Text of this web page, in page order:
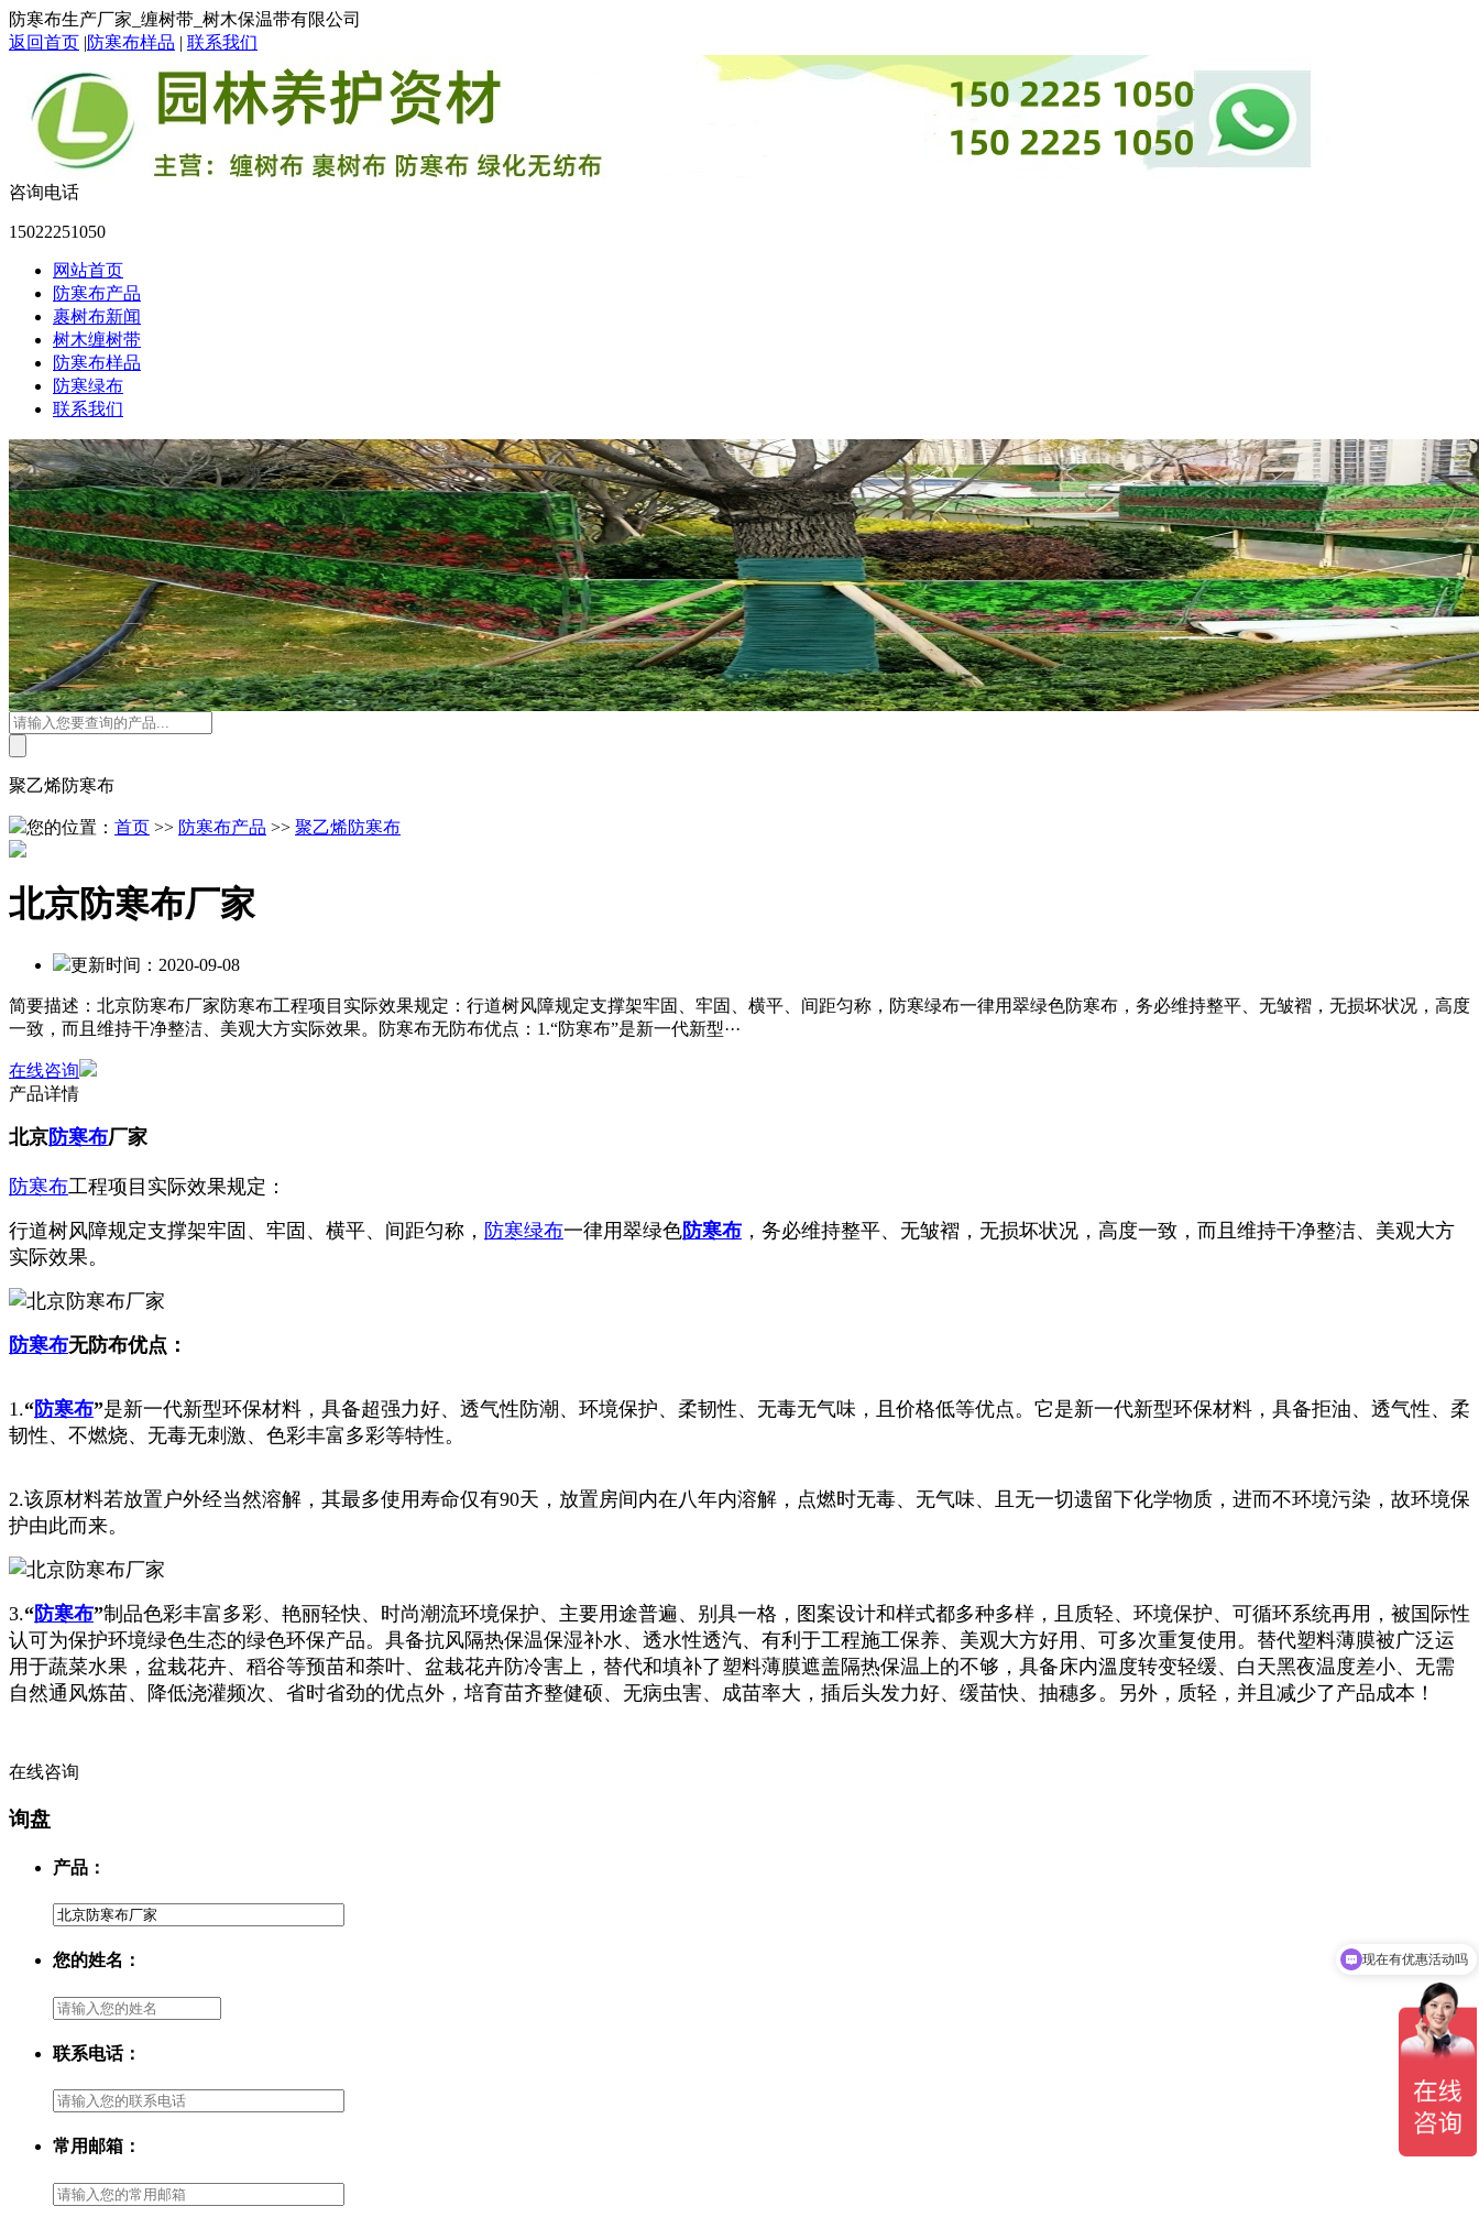
防寒布生产厂家_缠树带_树木保温带有限公司
返回首页 |防寒布样品 | 联系我们
咨询电话
15022251050
网站首页
防寒布产品
裹树布新闻
树木缠树带
防寒布样品
防寒绿布
联系我们
聚乙烯防寒布
您的位置： 首页 >> 防寒布产品 >> 聚乙烯防寒布
北京防寒布厂家
更新时间： 2020-09-08
简要描述： 北京防寒布厂家防寒布工程项目实际效果规定：行道树风障规定支撑架牢固、牢固、横平、间距匀称，防寒绿布一律用翠绿色防寒布，务必维持整平、无皱褶，无损坏状况，高度
一致，而且维持干净整洁、美观大方实际效果。防寒布无防布优点：1.“防寒布”是新一代新型···
在线咨询
产品详情
北京防寒布厂家
防寒布工程项目实际效果规定：
行道树风障规定支撑架牢固、牢固、横平、间距匀称， 防寒绿布一律用翠绿色防寒布 ，务必维持整平、无皱褶，无损坏状况，高度一致，而且维持干净整洁、美观大方
实际效果。
防寒布无防布优点：
1.“防寒布”是新一代新型环保材料，具备超强力好、透气性防潮、环境保护、柔韧性、无毒无气味，且价格低等优点。它是新一代新型环保材料，具备拒油、透气性、柔
韧性、不燃烧、无毒无刺激、色彩丰富多彩等特性。
2.该原材料若放置户外经当然溶解，其最多使用寿命仅有90天，放置房间内在八年内溶解，点燃时无毒、无气味、且无一切遗留下化学物质，进而不环境污染，故环境保
护由此而来。
3.“防寒布”制品色彩丰富多彩、艳丽轻快、时尚潮流环境保护、主要用途普遍、别具一格，图案设计和样式都多种多样，且质轻、环境保护、可循环系统再用，被国际性
认可为保护环境绿色生态的绿色环保产品。具备抗风隔热保温保湿补水、透水性透汽、有利于工程施工保养、美观大方好用、可多次重复使用。替代塑料薄膜被广泛运
用于蔬菜水果，盆栽花卉、稻谷等预苗和荼叶、盆栽花卉防冷害上，替代和填补了塑料薄膜遮盖隔热保温上的不够，具备床内溫度转变轻缓、白天黑夜温度差小、无需
自然通风炼苗、降低浇灌频次、省时省劲的优点外，培育苗齐整健硕、无病虫害、成苗率大，插后头发力好、缓苗快、抽穗多。另外，质轻，并且减少了产品成本！
在线咨询
询盘
产品：
您的姓名：
联系电话：
常用邮箱：
现在有优惠活动吗